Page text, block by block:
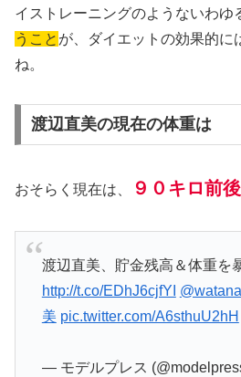
イストレーニングのようないわゆ
うこと が、ダイエットの効果的に
ね。
渡辺直美の現在の体重は
おそらく現在は、 ９０キロ前後
渡辺直美、貯金残高＆体重を
http://t.co/EDhJ6cjfYI
美 pic.twitter.com/A6sthuU2hH
— モデルプレス